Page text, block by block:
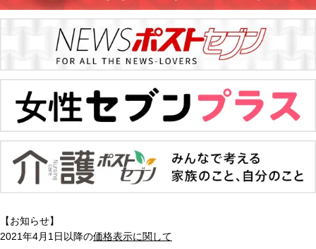
【お知らせ】
2021年4月1日以降の価格表示に関して